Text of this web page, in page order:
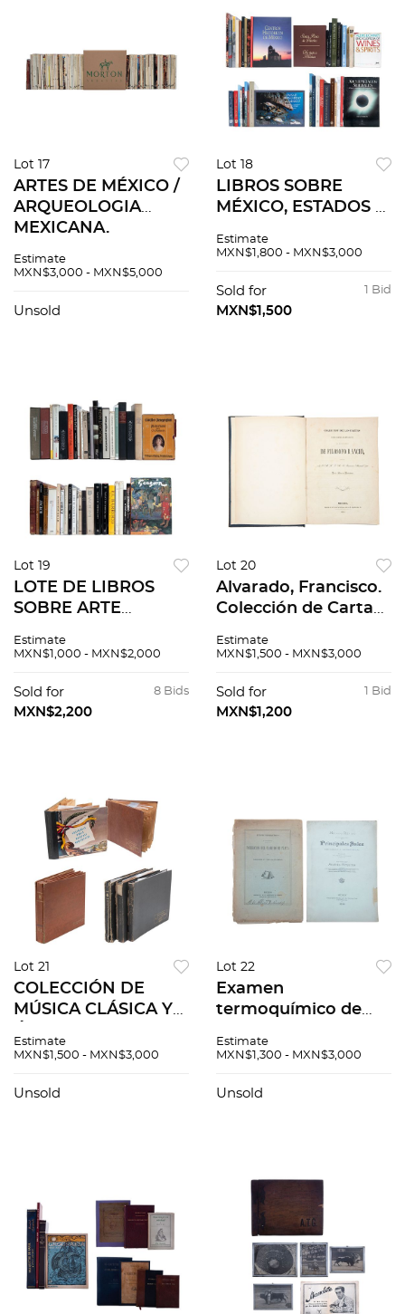
Lot 17
ARTES DE MÉXICO /
ARQUEOLOGIA
MEXICANA.
números.
rústica Piezas: 99
Estimate
MXN$3,000 - MXN$5,000
Unsold
Lot 18
LIBROS SOBRE
MÉXICO, ESTADOS Y
NATURALES Y
Estimate
MXN$1,800 - MXN$3,000
1 Bid
Sold for
MXN$1,500
Lot 19
LOTE DE LIBROS
SOBRE ARTE
DIFERENTES
Estimate
MXN$1,000 - MXN$2,000
8 Bids
Sold for
MXN$2,200
Lot 20
Alvarado, Francisco.
Colección de Cartas
Eclesiásticos que
Filósofo Rancio
escribio. México, 1851
Estimate
MXN$1,500 - MXN$3,000
1 Bid
Sold for
MXN$1,200
Lot 21
COLECCIÓN DE
MÚSICA CLÁSICA Y
Masters Voice RCA
Grandiosas Obras
Estimate
MXN$1,500 - MXN$3,000
Unsold
Lot 22
Examen
termoquímico de
relativas a la
Cloruro de Plata /
Estimate
MXN$1,300 - MXN$3,000
Unsold